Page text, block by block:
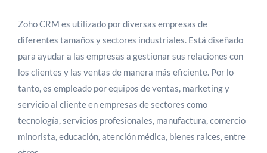
Zoho CRM es utilizado por diversas empresas de
diferentes tamaños y sectores industriales. Está diseñado
para ayudar a las empresas a gestionar sus relaciones con
los clientes y las ventas de manera más eficiente. Por lo
tanto, es empleado por equipos de ventas, marketing y
servicio al cliente en empresas de sectores como
tecnología, servicios profesionales, manufactura, comercio
minorista, educación, atención médica, bienes raíces, entre